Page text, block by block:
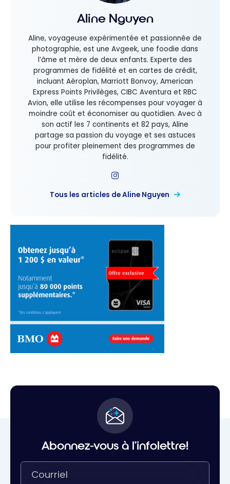
Aline Nguyen
Aline, voyageuse expérimentée et passionnée de
photographie, est une Avgeek, une foodie dans
l’âme et mère de deux enfants. Experte des
programmes de fidélité et en cartes de crédit,
incluant Aéroplan, Marriott Bonvoy, American
Express Points Privilèges, CIBC Aventura et RBC
Avion, elle utilise les récompenses pour voyager à
moindre coût et économiser au quotidien. Avec à
son actif les 7 continents et 82 pays, Aline
partage sa passion du voyage et ses astuces
pour profiter pleinement des programmes de
fidélité.
Tous les articles de Aline Nguyen
Abonnez-vous à l'infolettre!